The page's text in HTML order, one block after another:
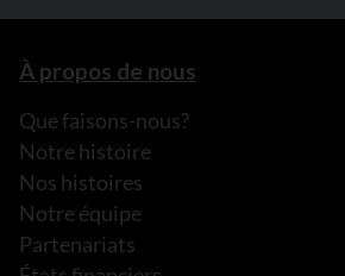
À propos de nous
Que faisons-nous?
Notre histoire
Nos histoires
Notre équipe
Partenariats